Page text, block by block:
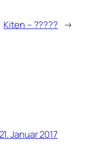
Kiten – ????? →
21. Januar 2017